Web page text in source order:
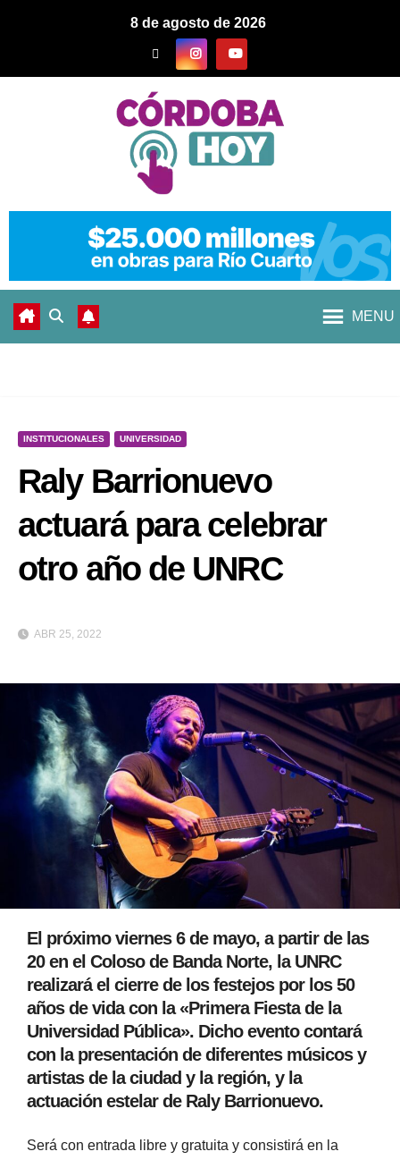
8 de agosto de 2026
MENU
INSTITUCIONALES UNIVERSIDAD
Raly Barrionuevo
actuará para celebrar
otro año de UNRC
ABR 25, 2022
El próximo viernes 6 de mayo, a partir de las
20 en el Coloso de Banda Norte, la UNRC
realizará el cierre de los festejos por los 50
años de vida con la «Primera Fiesta de la
Universidad Pública». Dicho evento contará
con la presentación de diferentes músicos y
artistas de la ciudad y la región, y la
actuación estelar de Raly Barrionuevo.
Será con entrada libre y gratuita y consistirá en la